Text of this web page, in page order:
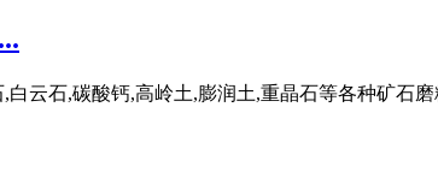
云石,碳酸钙,高岭土,膨润土,重晶石等各种矿石